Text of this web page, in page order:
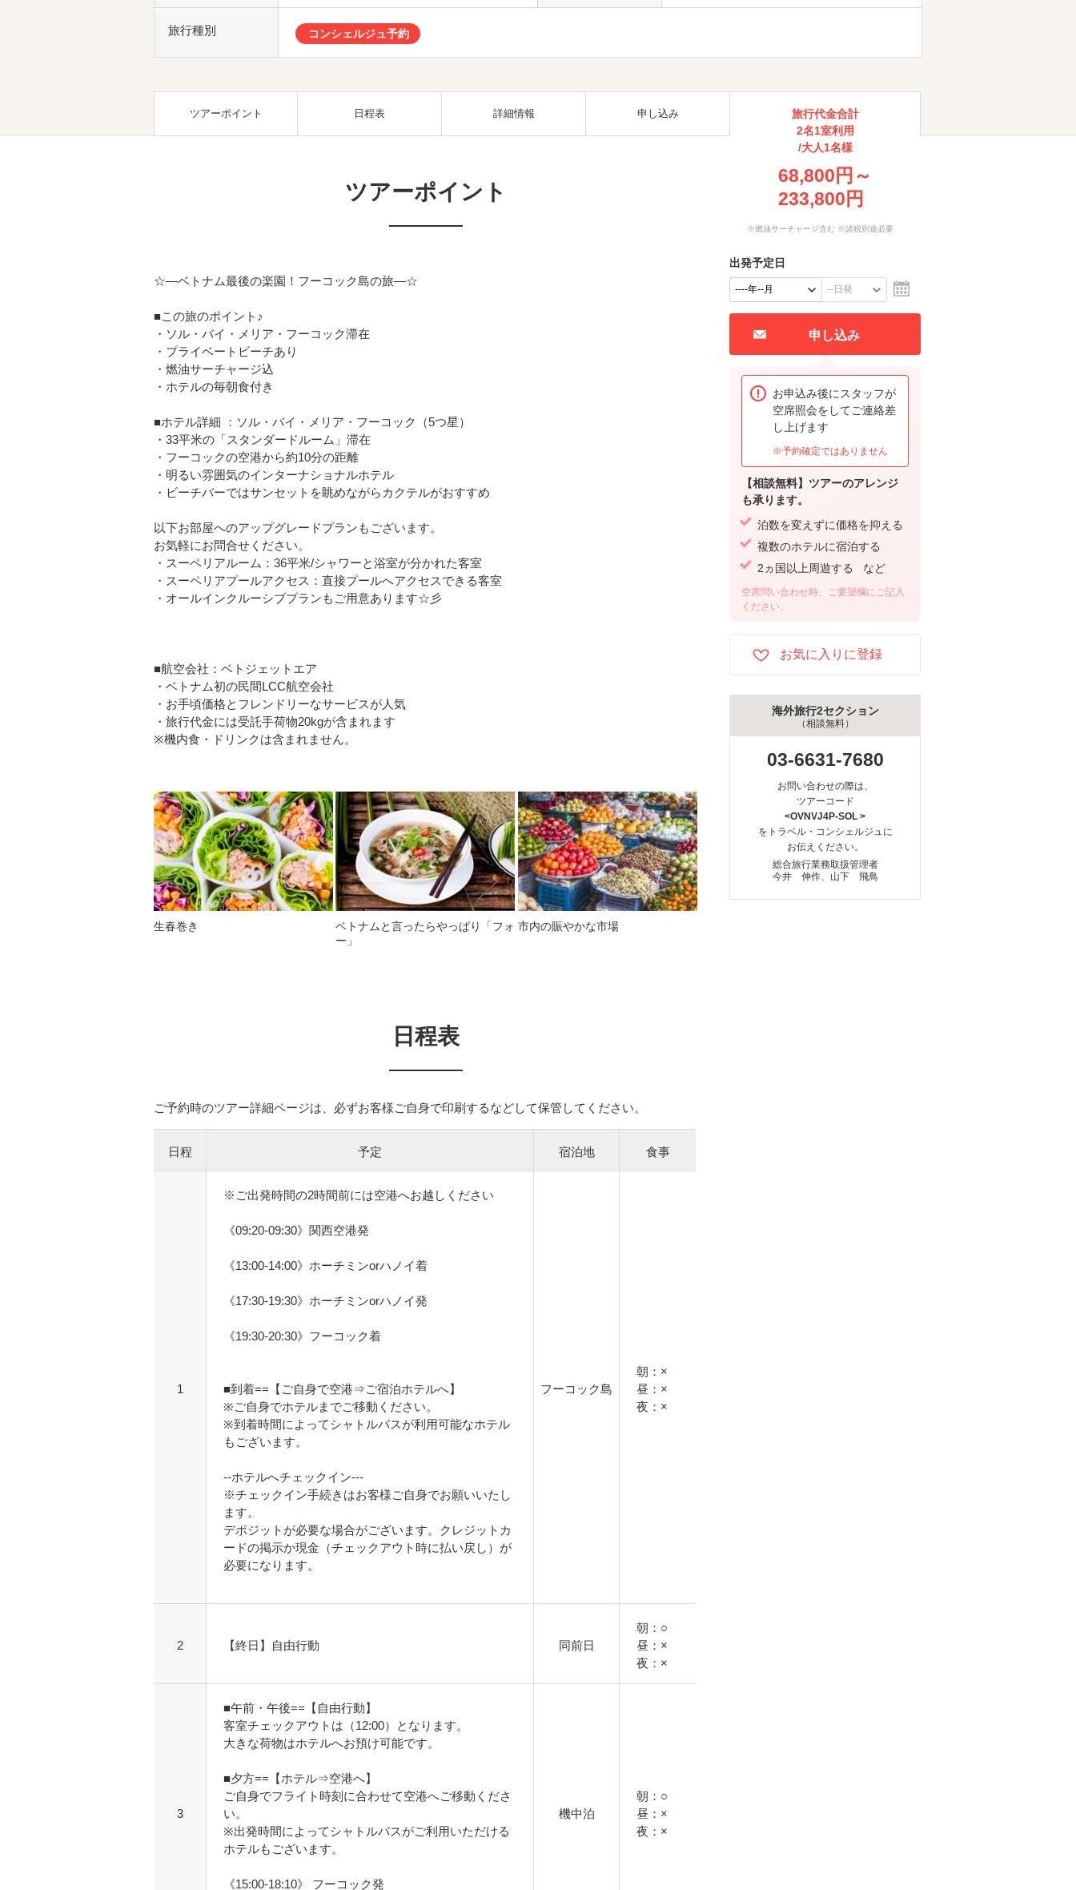
旅行種別 コンシェルジュ予約
ツアーポイント 日程表 詳細情報 申し込み
ツアーポイント
☆―ベトナム最後の楽園！フーコック島の旅―☆
■この旅のポイント♪
・ソル・バイ・メリア・フーコック滞在
・プライベートビーチあり
・燃油サーチャージ込
・ホテルの毎朝食付き
■ホテル詳細 ：ソル・バイ・メリア・フーコック（5つ星）
・33平米の「スタンダードルーム」滞在
・フーコックの空港から約10分の距離
・明るい雰囲気のインターナショナルホテル
・ビーチバーではサンセットを眺めながらカクテルがおすすめ
以下お部屋へのアップグレードプランもございます。
お気軽にお問合せください。
・スーペリアルーム：36平米/シャワーと浴室が分かれた客室
・スーペリアプールアクセス：直接プールへアクセスできる客室
・オールインクルーシブプランもご用意あります☆彡
■航空会社：ベトジェットエア
・ベトナム初の民間LCC航空会社
・お手頃価格とフレンドリーなサービスが人気
・旅行代金には受託手荷物20kgが含まれます
※機内食・ドリンクは含まれません。
生春巻き
ベトナムと言ったらやっぱり「フォ
ー」
市内の賑やかな市場
日程表
ご予約時のツアー詳細ページは、必ずお客様ご自身で印刷するなどして保管してください。
日程 予定 宿泊地 食事
1
※ご出発時間の2時間前には空港へお越しください
《09:20-09:30》関西空港発
《13:00-14:00》ホーチミンorハノイ着
《17:30-19:30》ホーチミンorハノイ発
《19:30-20:30》フーコック着
■到着==【ご自身で空港⇒ご宿泊ホテルへ】
※ご自身でホテルまでご移動ください。
※到着時間によってシャトルバスが利用可能なホテル
もございます。
--ホテルへチェックイン---
※チェックイン手続きはお客様ご自身でお願いいたし
ます。
デポジットが必要な場合がございます。クレジットカ
ードの掲示か現金（チェックアウト時に払い戻し）が
必要になります。
フーコック島
朝：×
昼：×
夜：×
2 【終日】自由行動 同前日
朝：○
昼：×
夜：×
3
■午前・午後==【自由行動】
客室チェックアウトは（12:00）となります。
大きな荷物はホテルへお預け可能です。
■夕方==【ホテル⇒空港へ】
ご自身でフライト時刻に合わせて空港へご移動くださ
い。
※出発時間によってシャトルバスがご利用いただける
ホテルもございます。
《15:00-18:10》 フーコック発
機中泊
朝：○
昼：×
夜：×
旅行代金合計
2名1室利用
/大人1名様
68,800円～
233,800円
※燃油サーチャージ含む ※諸税別途必要
出発予定日
申し込み
お申込み後にスタッフが
空席照会をしてご連絡差
し上げます
※予約確定ではありません
【相談無料】ツアーのアレンジ
も承ります。
泊数を変えずに価格を抑える
複数のホテルに宿泊する
2ヵ国以上周遊する など
空席問い合わせ時、ご要望欄にご記入
ください。
海外旅行2セクション
（相談無料）
03-6631-7680
お問い合わせの際は、
ツアーコード
<OVNVJ4P-SOL >
をトラベル・コンシェルジュに
お伝えください。
総合旅行業務取扱管理者
今井 伸作、山下 飛鳥